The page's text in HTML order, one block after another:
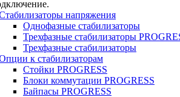
напряжения
Однофазные стабилизаторы
Трехфазные стабилизаторы
Трехфазные стабилизаторы
к стабилизаторам
Стойки PROGRESS
Блоки коммутации PROGRESS
Байпасы PROGRESS